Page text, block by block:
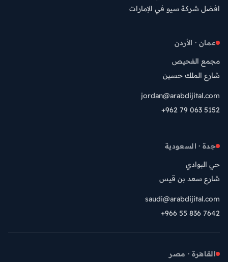
افضل شركة سيو في الإمارات
عمان · الأردن
مجمع الفحيص
شارع الملك حسين
jordan@arabdijital.com
+962 79 063 5152
جدة · السعودية
حي البوادي
شارع سعد بن قيس
saudi@arabdijital.com
+966 55 836 7642
القاهرة · مصر